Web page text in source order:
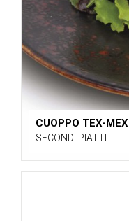
CUOPPO TEX-MEX
SECONDI PIATTI